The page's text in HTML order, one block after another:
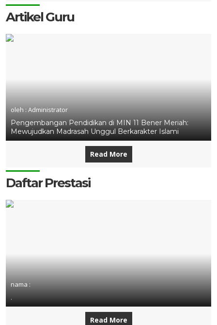
Artikel Guru
oleh : Administrator
Pengembangan Pendidikan di MIN 11 Bener Meriah:
Mewujudkan Madrasah Unggul Berkarakter Islami
Read More
Daftar Prestasi
nama :
.
Read More